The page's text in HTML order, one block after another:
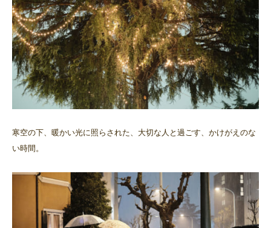
寒空の下、暖かい光に照らされた、大切な人と過ごす、かけがえのな
い時間。